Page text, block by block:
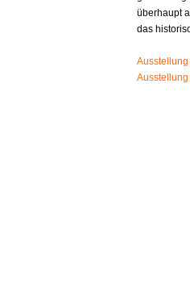
überhaupt
das